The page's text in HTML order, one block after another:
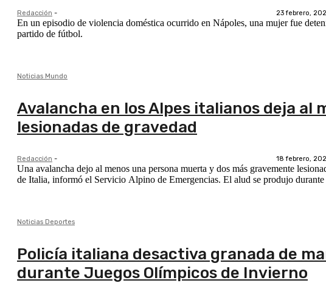
Redacción - 23 febrero,
En un episodio de violencia doméstica ocurrido en Nápoles, una mujer fue
partido de fútbol.
Noticias Mundo
Avalancha en los Alpes italianos deja al
lesionadas de gravedad
Redacción - 18 febrero,
Una avalancha dejo al menos una persona muerta y dos más gravemente
de Italia, informó el Servicio Alpino de Emergencias. El alud
Noticias Deportes
Policía italiana desactiva granada de
durante Juegos Olímpicos de Invierno